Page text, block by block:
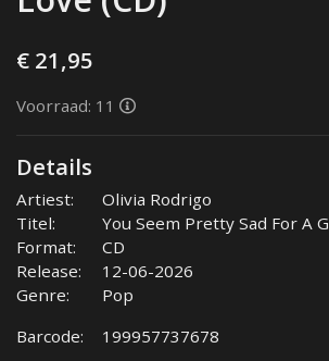
€ 21,95
Voorraad: 11
Details
Artiest:
Olivia Rodrigo
Titel:
You Seem Pretty Sad For A
Format:
CD
Release:
12-06-2026
Genre:
Pop
Barcode:
199957737678